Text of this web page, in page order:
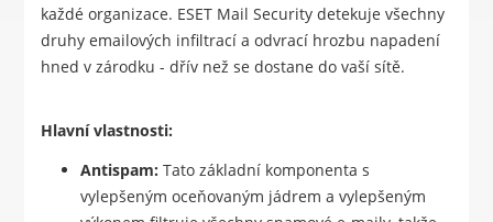
každé organizace. ESET Mail Security detekuje všechny
druhy emailových infiltrací a odvrací hrozbu napadení
hned v zárodku - dřív než se dostane do vaší sítě.
Hlavní vlastnosti:
Antispam: Tato základní komponenta s
vylepšeným oceňovaným jádrem a vylepšeným